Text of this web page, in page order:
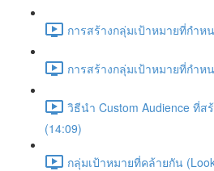
การสร้างกลุ่มเป้าหมายที่กำห
การสร้างกลุ่มเป้าหมายที่กำห
วิธีนำ Custom Audience ที่
(14:09)
กลุ่มเป้าหมายที่คล้ายกัน